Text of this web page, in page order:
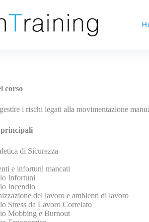
corso
i rischi legati alla movimentazione
di Sicurezza
e infortuni mancati
Infortuni
Incendio
del lavoro e ambienti di lavoro
Stress da Lavoro Correlato
Mobbing e Burnout